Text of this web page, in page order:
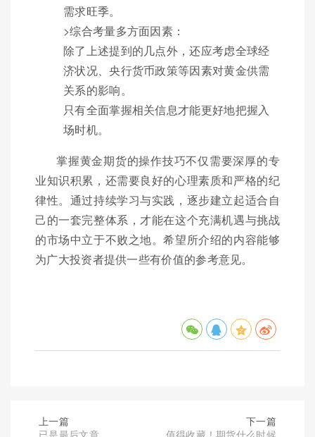
需求旺季。
>综合考量多方面因素：
除了上述提到的几点外，还应考虑全球经
济状况、央行货币政策等因素对黄金供需
关系的影响。
只有全面掌握相关信息才能更好地把握入
场时机。
掌握黄金期货的操作技巧不仅需要深厚的专
业知识积累，还需要良好的心理素质和严格的纪
律性。通过持续学习与实践，逐步建立起适合自
己的一套完整体系，才能在这个充满机遇与挑战
的市场中立于不败之地。希望所介绍的内容能够
为广大投资者提供一些有价值的参考意见。
上一篇
已是最后文章
下一篇
值得收藏！期货什么时候